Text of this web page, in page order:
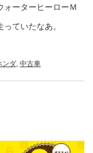
ォーターヒーローＭ
ていたなあ。
ンダ, 中古車